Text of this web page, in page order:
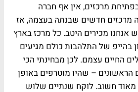
בפתיחת מרכזים, אין אף חברה
חדשים שבנתה בעצמה, אז
מכירים היטב. כל מרכז בארץ
בהייפ של התלהבות כולם מגיעים
החיים עצמם. לכן מבחינתי הכי
הראשונים – שהיו מוטרפים באופן
מאוד חשוב. לוקח שנתיים שלוש